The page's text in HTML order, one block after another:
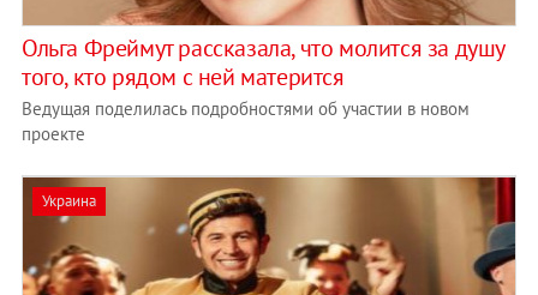
Ольга Фреймут рассказала, что молится за душу
того, кто рядом с ней матерится
Ведущая поделилась подробностями об участии в новом
проекте
Украина